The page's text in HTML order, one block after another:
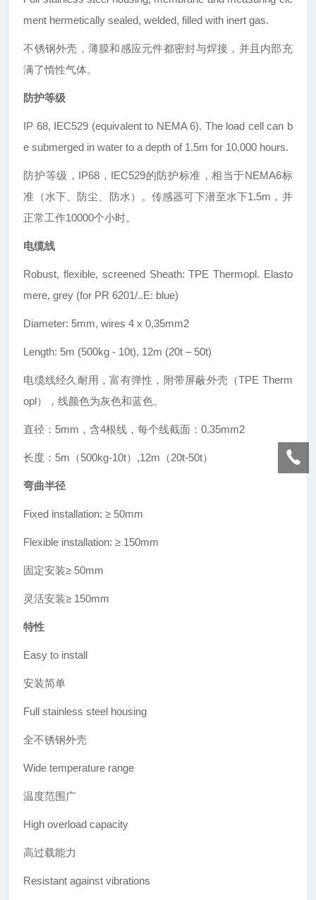
ment hermetically sealed, welded, filled with inert gas.
不锈钢外壳，薄膜和感应元件都密封与焊接，并且内部充
满了惰性气体。
防护等级
IP 68, IEC529 (equivalent to NEMA 6). The load cell can b
e submerged in water to a depth of 1.5m for 10,000 hours.
防护等级，IP68，IEC529的防护标准，相当于NEMA6标
准（水下、防尘、防水）。传感器可下潜至水下1.5m，并
正常工作10000个小时。
电缆线
Robust, flexible, screened Sheath: TPE Thermopl. Elasto
mere, grey (for PR 6201/..E: blue)
Diameter: 5mm, wires 4 x 0,35mm2
Length: 5m (500kg - 10t), 12m (20t–50t)
电缆线经久耐用，富有弹性，附带屏蔽外壳（TPE Therm
opl），线颜色为灰色和蓝色。
直径：5mm，含4根线，每个线截面：0.35mm2
长度：5m（500kg-10t） ,12m（20t-50t）
弯曲半径
Fixed installation: ≥ 50mm
Flexible installation: ≥ 150mm
固定安装≥ 50mm
灵活安装≥ 150mm
特性
Easy to install
安装简单
Full stainless steel housing
全不锈钢外壳
Wide temperature range
温度范围广
High overload capacity
高过载能力
Resistant against vibrations